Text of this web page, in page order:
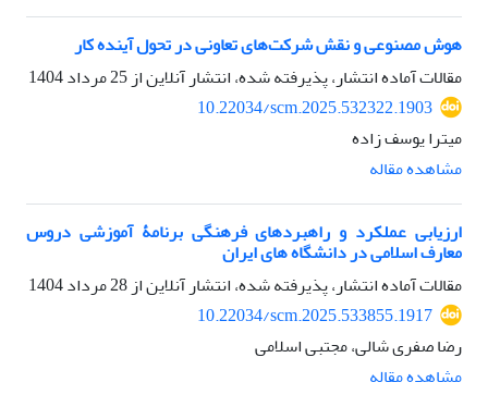
هوش مصنوعی و نقش شرکت‌های تعاونی در تحول آینده کار
مقالات آماده انتشار، پذیرفته شده، انتشار آنلاین از25 مرداد 1404
10.22034/scm.2025.532322.1903
میترا یوسف زاده
مشاهده مقاله
ارزیابی عملکرد و راهبردهای فرهنگی برنامۀ آموزشی دروس
معارف اسلامی در دانشگاه های ایران
مقالات آماده انتشار، پذیرفته شده، انتشار آنلاین از28 مرداد 1404
10.22034/scm.2025.533855.1917
رضا صفری شالی، مجتبی اسلامی
مشاهده مقاله